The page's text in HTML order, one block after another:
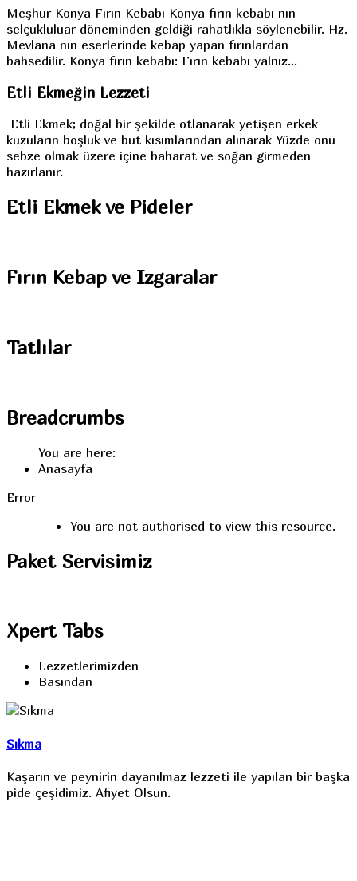
Meşhur Konya Fırın Kebabı Konya fırın kebabı nın
selçukluluar döneminden geldiği rahatlıkla söylenebilir. Hz.
Mevlana nın eserlerinde kebap yapan fırınlardan
bahsedilir. Konya fırın kebabı: Fırın kebabı yalnız...
Etli Ekmeğin Lezzeti
Etli Ekmek; doğal bir şekilde otlanarak yetişen erkek
kuzuların boşluk ve but kısımlarından alınarak Yüzde onu
sebze olmak üzere içine baharat ve soğan girmeden
hazırlanır.
Etli Ekmek ve Pideler
Fırın Kebap ve Izgaralar
Tatlılar
Breadcrumbs
You are here:
Anasayfa
Error
You are not authorised to view this resource.
PaketServisimiz
XpertTabs
Lezzetlerimizden
Basından
Sıkma
Kaşarın ve peynirin dayanılmaz lezzeti ile yapılan bir başka
pide çeşidimiz. Afiyet Olsun.